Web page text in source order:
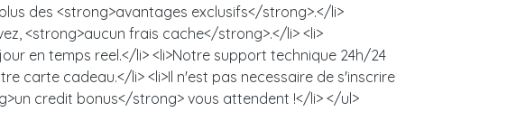
des <strong>avantages exclusifs</strong>.</li>
<strong>aucun frais cache</strong>.</li> <li>
en temps reel.</li> <li>Notre support technique 24h/24
carte cadeau.</li> <li>Il n'est pas necessaire de s'inscrire
credit bonus</strong> vous attendent !</li> </ul>